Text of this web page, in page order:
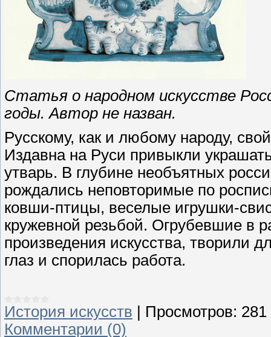
Статья о народном искусстве
годы. Автор не назван.
Русскому, как и любому народу,
Издавна на Руси привыкли
утварь. В глубине необъятных
рождались неповторимые по
ковши-птицы, веселые игрушки-
кружевной резьбой. Огрубевшие в
произведения искусства, творили
глаз и спорилась работа.
История искусств Просмотров: 281
Комментарии (0)